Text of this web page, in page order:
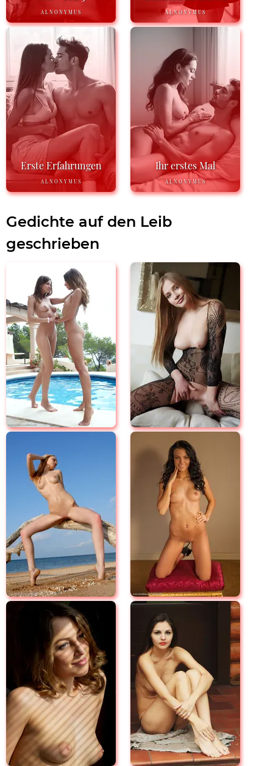
ALNONYMUS ALNONYMUS
Erste Erfahrungen
ALNONYMUS
Ihr erstes Mal
ALNONYMUS
Gedichte auf den Leib
geschrieben